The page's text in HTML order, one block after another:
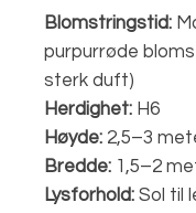
Blomstringstid:
purpurrøde
sterk duft)
Herdighet: H6
Høyde: 2,5–3
Bredde: 1,5–2
Lysforhold: Sol til